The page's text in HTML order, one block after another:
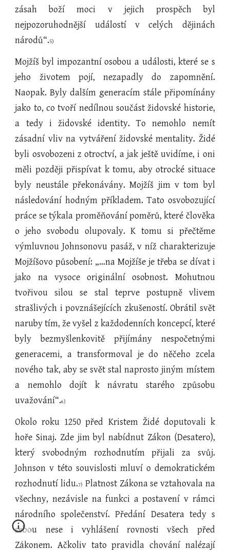
zásah boží moci v jejich prospěch byl
nejpozoruhodnější událostí v celých dějinách
národů“.5)
Mojžíš byl impozantní osobou a události, které se s
jeho životem pojí, nezapadly do zapomnění.
Naopak. Byly dalším generacím stále připomínány
jako to, co tvoří nedílnou součást židovské historie,
a tedy i židovské identity. To nemohlo nemít
zásadní vliv na vytváření židovské mentality. Židé
byli osvobozeni z otroctví, a jak ještě uvidíme, i oni
měli později přispívat k tomu, aby otrocké situace
byly neustále překonávány. Mojžíš jim v tom byl
následování hodným příkladem. Tato osvobozující
práce se týkala proměňování poměrů, které člověka
o jeho svobodu olupovaly. K tomu si přečtěme
výmluvnou Johnsonovu pasáž, v níž charakterizuje
Mojžíšovo působení: „…na Mojžíše je třeba se dívat i
jako na vysoce originální osobnost. Mohutnou
tvořivou silou se stal teprve postupně vlivem
strašlivých i povznášejících zkušeností. Obrátil svět
naruby tím, že vyšel z každodenních koncepcí, které
byly bezmyšlenkovitě přijímány nespočetnými
generacemi, a transformoval je do něčeho zcela
nového tak, aby se svět stal naprosto jiným místem
a nemohlo dojít k návratu starého způsobu
uvažování“.6)
Okolo roku 1250 před Kristem Židé doputovali k
hoře Sinaj. Zde jim byl nabídnut Zákon (Desatero),
který svobodným rozhodnutím přijali za svůj.
Johnson v této souvislosti mluví o demokratickém
rozhodnutí lidu.7) Platnost Zákona se vztahovala na
všechny, nezávisle na funkci a postavení v rámci
národního společenství. Předání Desatera tedy s
sebou nese i vyhlášení rovnosti všech před
Zákonem. Ačkoliv tato pravidla chování nalézají